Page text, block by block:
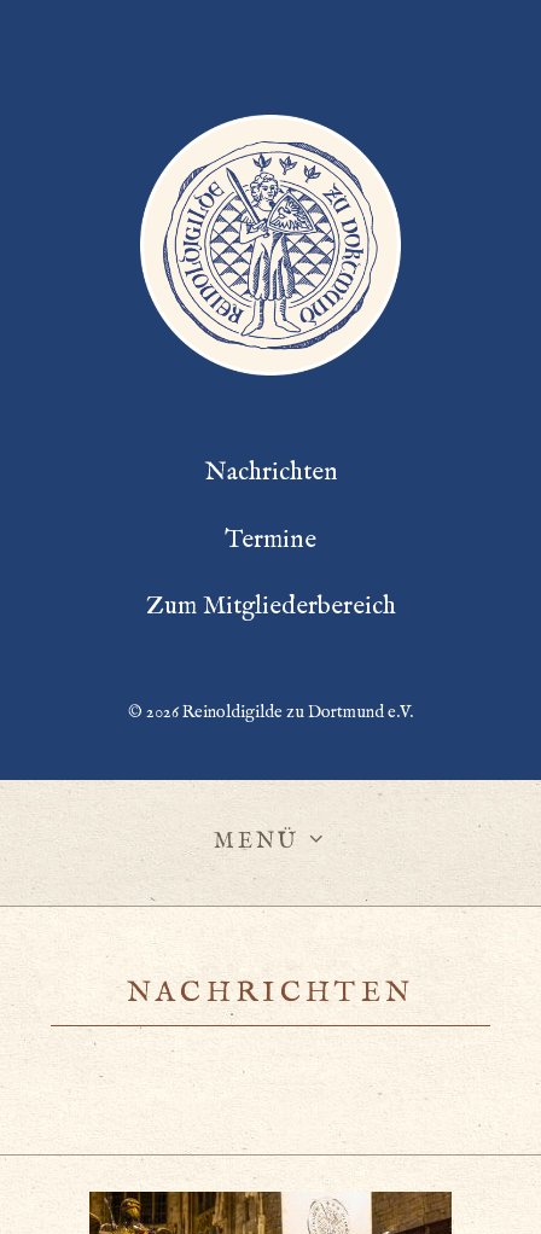
Nachrichten
Termine
Zum Mitgliederbereich
© 2026Reinoldigilde zu Dortmund e.V.
MENÜ
NACHRICHTEN